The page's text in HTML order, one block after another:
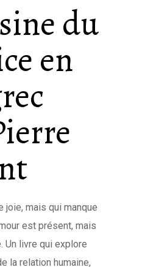
du
en
joie, mais qui manque
est présent, mais
Un livre qui explore
la relation humaine,